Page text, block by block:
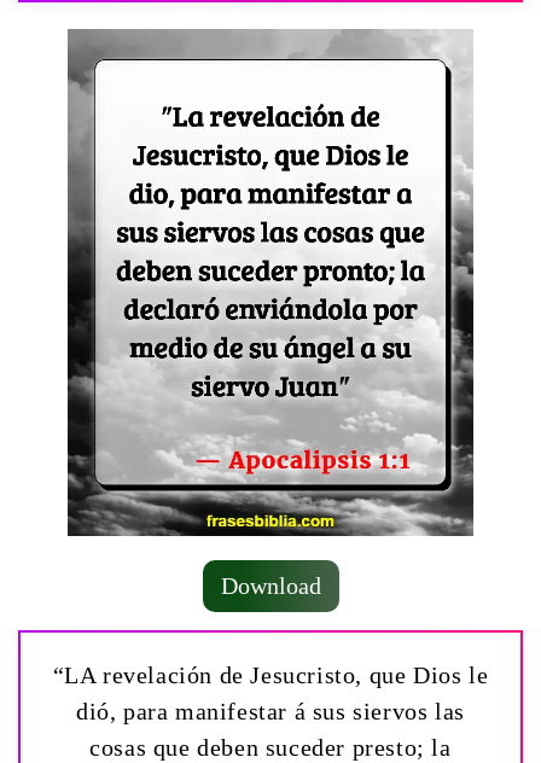
Download
“LA revelación de Jesucristo, que Dios le
dió, para manifestar á sus siervos las
cosas que deben suceder presto; la